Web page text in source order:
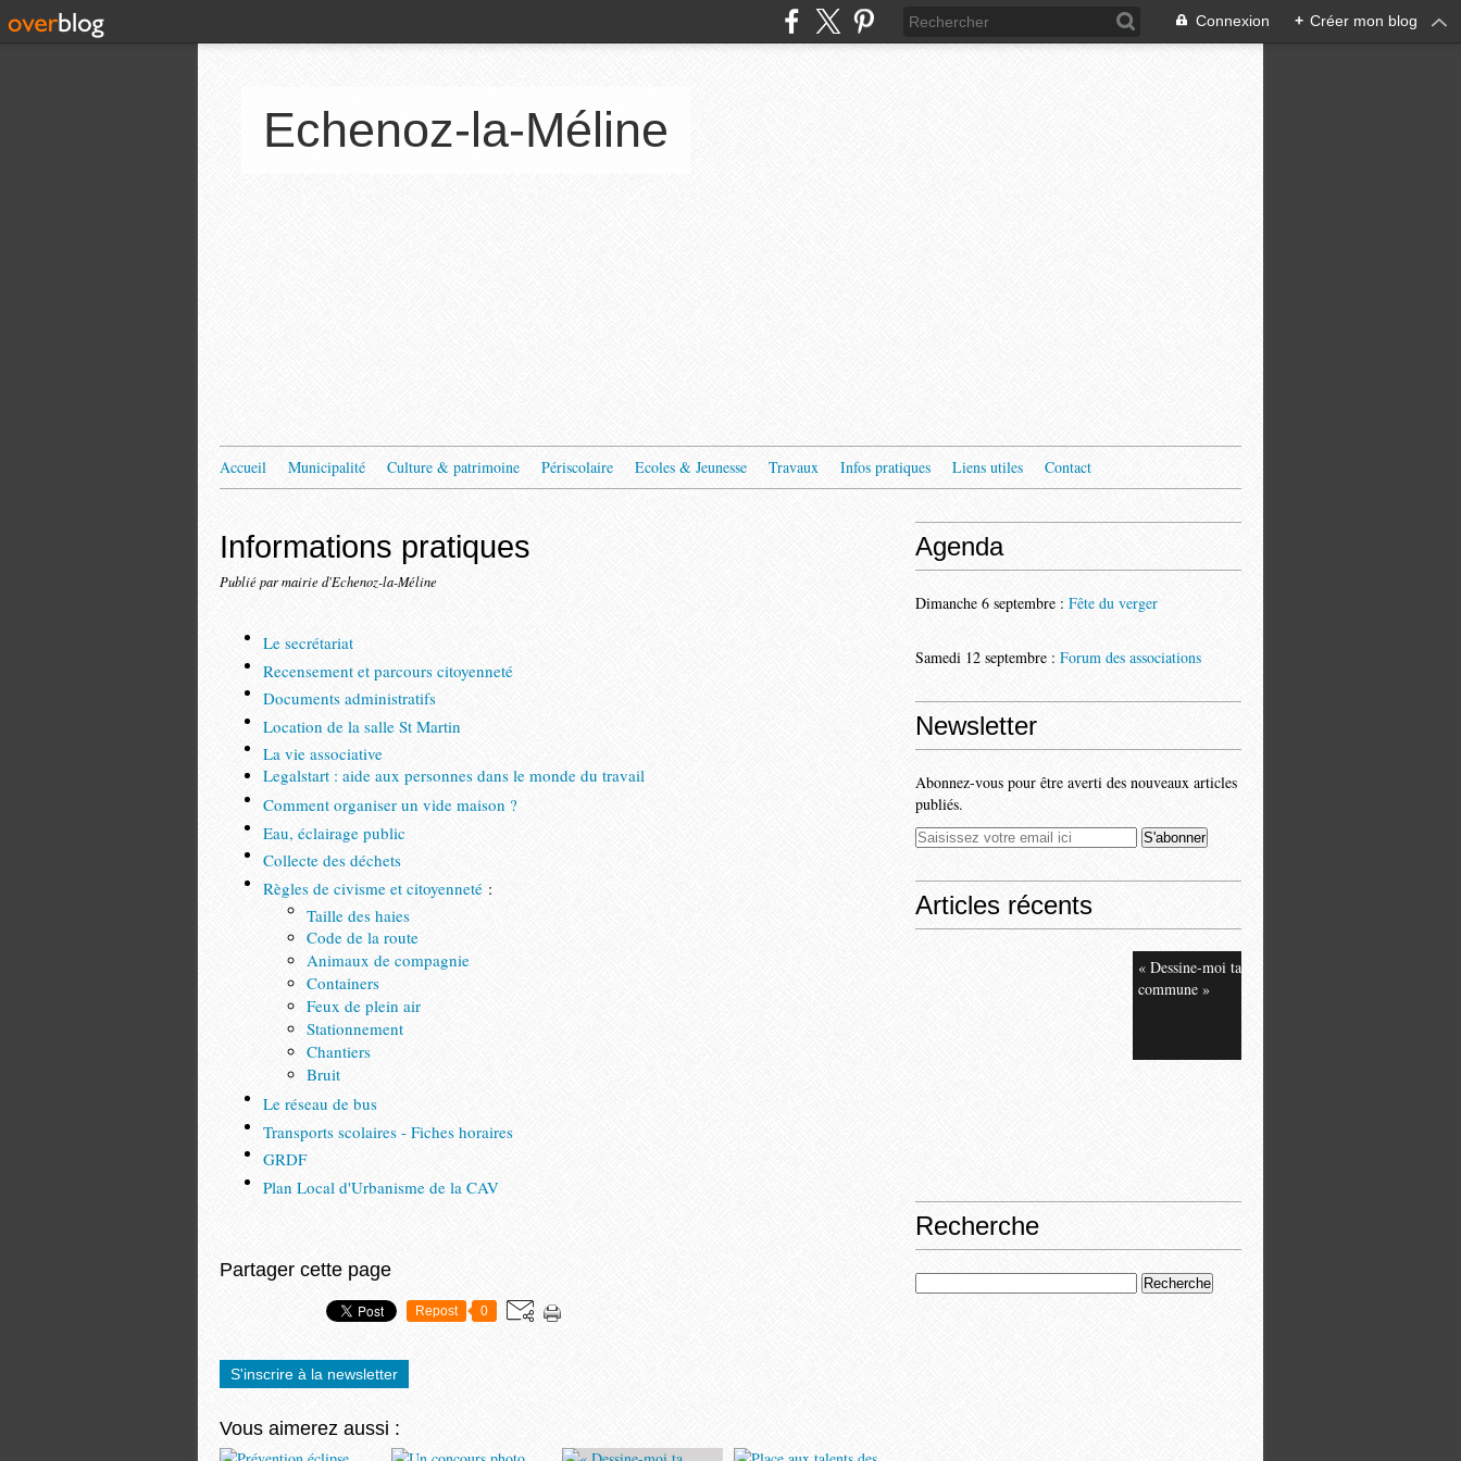
Connexion + Créer mon blog
Echenoz-la-Méline
Accueil Municipalité Culture & patrimoine Périscolaire Ecoles & Jeunesse Travaux Infos pratiques Liens utiles Contact
Informations pratiques
Publié par mairie d'Echenoz-la-Méline
Le secrétariat
Recensement et parcours citoyenneté
Documents administratifs
Location de la salle St Martin
La vie associative
Legalstart : aide aux personnes dans le monde du travail
Comment organiser un vide maison ?
Eau, éclairage public
Collecte des déchets
Règles de civisme et citoyenneté :
Taille des haies
Code de la route
Animaux de compagnie
Containers
Feux de plein air
Stationnement
Chantiers
Bruit
Le réseau de bus
Transports scolaires - Fiches horaires
GRDF
Plan Local d'Urbanisme de la CAV
Partager cette page
Repost 0
S'inscrire à la newsletter
Vous aimerez aussi :
Agenda
Dimanche 6 septembre : Fête du verger
Samedi 12 septembre : Forum des associations
Newsletter
Abonnez-vous pour être averti des nouveaux articles
publiés.
Articles récents
« Dessine-moi ta
commune »
Recherche